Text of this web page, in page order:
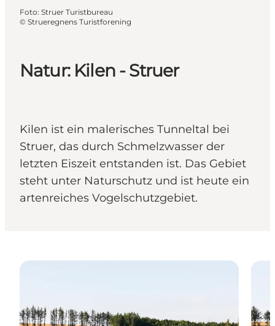
Natur: Kilen - Struer
Kilen ist ein malerisches Tunneltal bei
Struer, das durch Schmelzwasser der
letzten Eiszeit entstanden ist. Das Gebiet
steht unter Naturschutz und ist heute ein
artenreiches Vogelschutzgebiet.
Foto: Struer Turistbureau
© Strueregnens Turistforening